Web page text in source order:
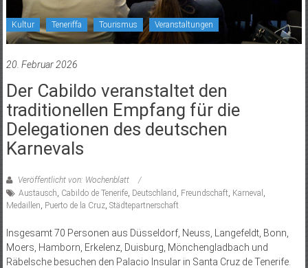
Kultur Teneriffa Tourismus Veranstaltungen
20. Februar 2026
Der Cabildo veranstaltet den
traditionellen Empfang für die
Delegationen des deutschen
Karnevals
Veröffentlicht von: Wochenblatt
Austausch Cabildo de Tenerife, Deutschland Freundschaft Karneval
Medaillen Puerto de la Cruz, Städtepartnerschaft
Insgesamt 70 Personen aus Düsseldorf, Neuss, Langefeldt, Bonn,
Moers, Hamborn, Erkelenz, Duisburg, Mönchengladbach und
Räbelsche besuchen den Palacio Insular in Santa Cruz de Tenerife.